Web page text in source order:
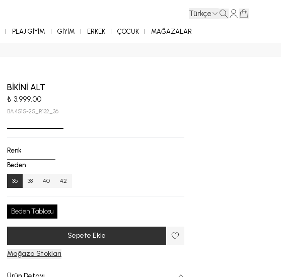
Türkçe
PLAJ GİYİM GİYİM ERKEK ÇOCUK MAĞAZALAR
BİKİNİ ALT
₺ 3,999.00
BA.4515-25_R132_36
Renk
Beden
36 38 40 42
Beden Tablosu
Sepete Ekle
Mağaza Stokları